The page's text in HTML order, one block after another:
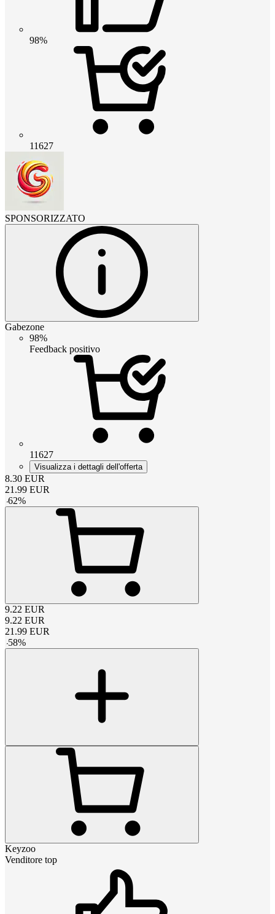
98%
11627
SPONSORIZZATO
Gabezone
98%
Feedback positivo
11627
Visualizza i dettagli dell'offerta
8.30 EUR
21.99 EUR
-62%
9.22 EUR
9.22 EUR
21.99 EUR
-58%
Keyzoo
Venditore top